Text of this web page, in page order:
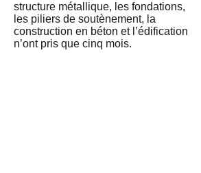
structure métallique, les fondations,
les piliers de soutènement, la
construction en béton et l’édification
n’ont pris que cinq mois.